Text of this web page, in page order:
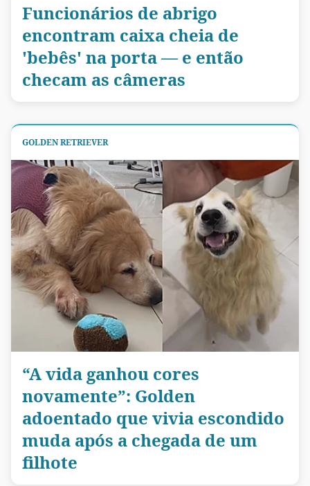
Funcionários de abrigo
encontram caixa cheia de
'bebês' na porta — e então
checam as câmeras
GOLDEN RETRIEVER
“A vida ganhou cores
novamente”: Golden
adoentado que vivia escondido
muda após a chegada de um
filhote